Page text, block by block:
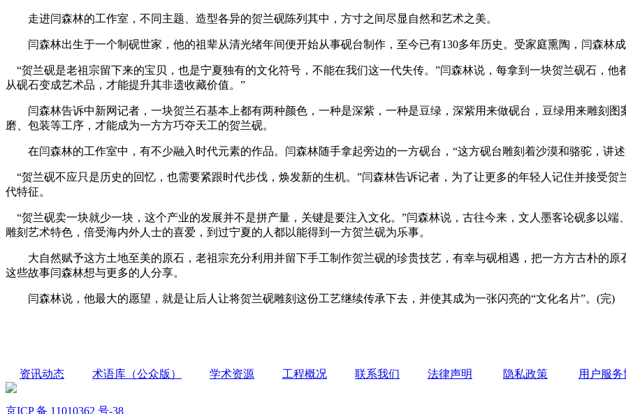
走进闫森林的工作室，不同主题、造型各异的贺兰砚陈列其中，方寸之间尽显自然和艺术之美。
闫森林出生于一个制砚世家，他的祖辈从清光绪年间便开始从事砚台制作，至今已有130多年历史。受家庭熏陶，闫森林成
“贺兰砚是老祖宗留下来的宝贝，也是宁夏独有的文化符号，不能在我们这一代失传。”闫森林说，每拿到一块贺兰砚石，他
从砚石变成艺术品，才能提升其非遗收藏价值。”
闫森林告诉中新网记者，一块贺兰石基本上都有两种颜色，一种是深紫，一种是豆绿，深紫用来做砚台，豆绿用来雕刻图
磨、包装等工序，才能成为一方方巧夺天工的贺兰砚。
在闫森林的工作室中，有不少融入时代元素的作品。闫森林随手拿起旁边的一方砚台，“这方砚台雕刻着沙漠和骆驼，讲述
“贺兰砚不应只是历史的回忆，也需要紧跟时代步伐，焕发新的生机。”闫森林告诉记者，为了让更多的年轻人记住并接受
代特征。
“贺兰砚卖一块就少一块，这个产业的发展并不是拼产量，关键是要注入文化。”闫森林说，古往今来，文人墨客论砚多以
雕刻艺术特色，倍受海内外人士的喜爱，到过宁夏的人都以能得到一方贺兰砚为乐事。
大自然赋予这方土地至美的原石，老祖宗充分利用并留下手工制作贺兰砚的珍贵技艺，有幸与砚相遇，把一方方古朴的原
这些故事闫森林想与更多的人分享。
闫森林说，他最大的愿望，就是让后人让将贺兰砚雕刻这份工艺继续传承下去，并使其成为一张闪亮的“文化名片”。(完)
资讯动态 术语库（公众版） 学术资源 工程概况 联系我们 法律声明 隐私政策 用户服务
京ICP 备 11010362 号-38